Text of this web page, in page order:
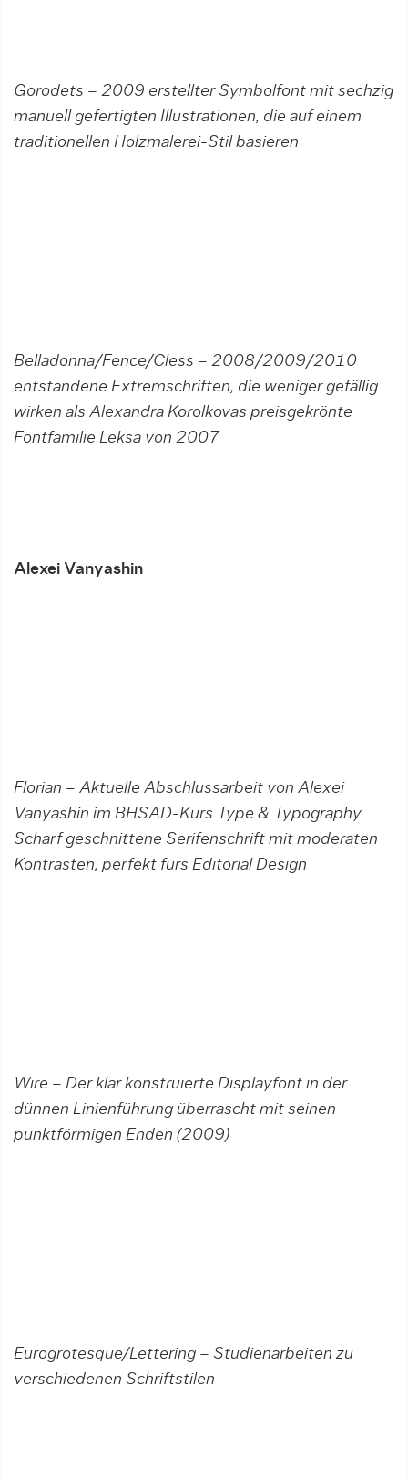
Gorodets – 2009 erstellter Symbolfont mit sechzig
manuell gefertigten Illustrationen, die auf einem
traditionellen Holzmalerei-Stil basieren
Belladonna/Fence/Cless – 2008/2009/2010
entstandene Extremschriften, die weniger gefällig
wirken als Alexandra Korolkovas preisgekrönte
Fontfamilie Leksa von 2007
Alexei Vanyashin
Florian – Aktuelle Abschlussarbeit von Alexei
Vanyashin im BHSAD-Kurs Type & Typography.
Scharf geschnittene Serifenschrift mit moderaten
Kontrasten, perfekt fürs Editorial Design
Wire – Der klar konstruierte Displayfont in der
dünnen Linienführung überrascht mit seinen
punktförmigen Enden (2009)
Eurogrotesque/Lettering – Studienarbeiten zu
verschiedenen Schriftstilen